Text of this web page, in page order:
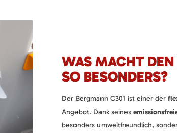
WAS MACHT
SO BESONDERS?
Der Bergmann C301 ist einer der
Angebot. Dank seines
besonders umweltfreundlich,